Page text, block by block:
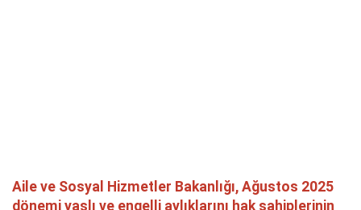
Aile ve Sosyal Hizmetler Bakanlığı, Ağustos 2025
dönemi yaşlı ve engelli aylıklarını hak sahiplerinin